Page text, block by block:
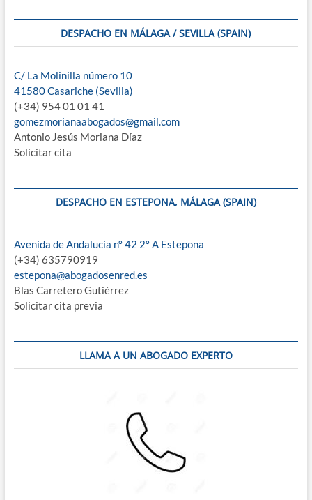
DESPACHO EN MÁLAGA / SEVILLA (SPAIN)
C/ La Molinilla número 10
41580 Casariche (Sevilla)
(+34) 954 01 01 41
gomezmorianaabogados@gmail.com
Antonio Jesús Moriana Díaz
Solicitar cita
DESPACHO EN ESTEPONA, MÁLAGA (SPAIN)
Avenida de Andalucía nº 42 2º A Estepona
(+34) 635790919
estepona@abogadosenred.es
Blas Carretero Gutiérrez
Solicitar cita previa
LLAMA A UN ABOGADO EXPERTO